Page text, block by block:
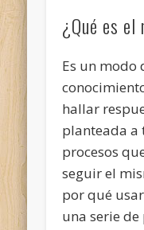
¿Qué es
Es un modo
hallar
planteada a
procesos
seguir el
por qué
una serie